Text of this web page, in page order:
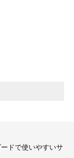
ドで使いやすいサ